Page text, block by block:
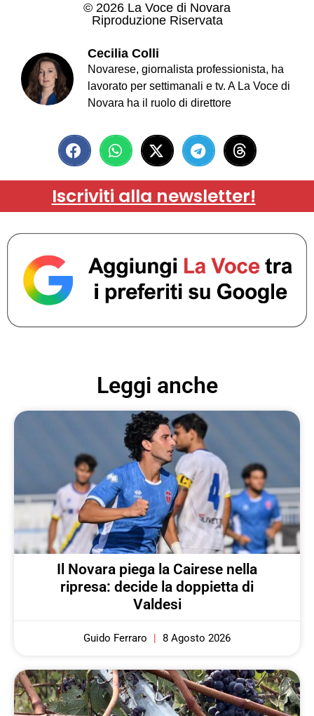
© 2026 La Voce di Novara
Riproduzione Riservata
Cecilia Colli
Novarese, giornalista professionista, ha
lavorato per settimanali e tv. A La Voce di
Novara ha il ruolo di direttore
Iscriviti alla newsletter!
Leggi anche
Il Novara piega la Cairese nella
ripresa: decide la doppietta di
Valdesi
Guido Ferraro 8 Agosto 2026